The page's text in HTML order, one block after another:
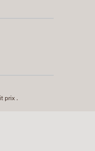
prix .